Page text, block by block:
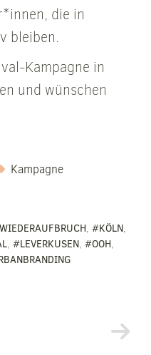
die in
bleiben.
Kampagne in
und wünschen
Kampagne
, #KÖLN,
, #LEVERKUSEN, #OOH,